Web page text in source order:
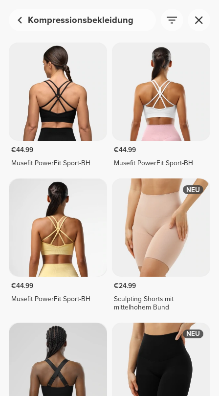
Kompressionsbekleidung
€44.99
Musefit PowerFit Sport-BH
€44.99
Musefit PowerFit Sport-BH
€44.99
Musefit PowerFit Sport-BH
NEU
€24.99
Sculpting Shorts mit
mittelhohem Bund
NEU